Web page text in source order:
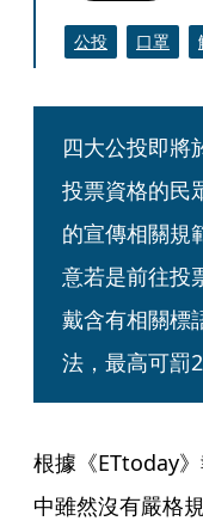
公投 口罩
四大公投即將
投票資格的民
的宣傳相關規
意若是前往投
戴含有相關標
法，最高可罰
根據《ETtoday
中雖然沒有嚴格